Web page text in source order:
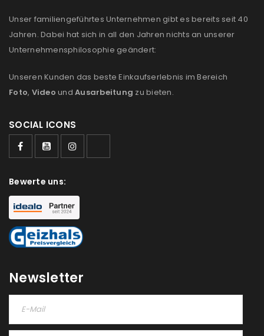
Unser familiengeführtes Unternehmen gibt es bereits seit 40
Jahren. Dabei hat sich in all den Jahren nichts an unserer
Unternehmensphilosophie geändert:
Unseren Kunden das beste Einkaufserlebnis im Bereich
Foto, Video und Ausarbeitung zu bieten.
SOCIAL ICONS
Bewerte uns:
Newsletter